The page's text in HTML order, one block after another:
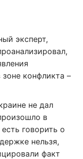
эксперт,
конфликта –
не дал
в
говорить о
нельзя,
факт